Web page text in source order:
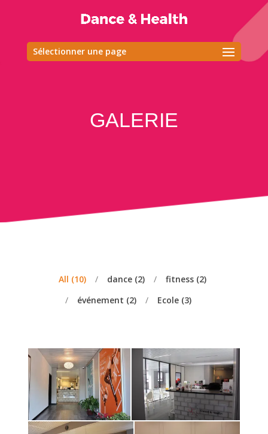
Sélectionner une page
GALERIE
All (10) dance (2) fitness (2)
événement (2) Ecole (3)
Dance health
Ecole
Ecole
Dance health Ecole
Ecole
Dance health Ecole
Dance health